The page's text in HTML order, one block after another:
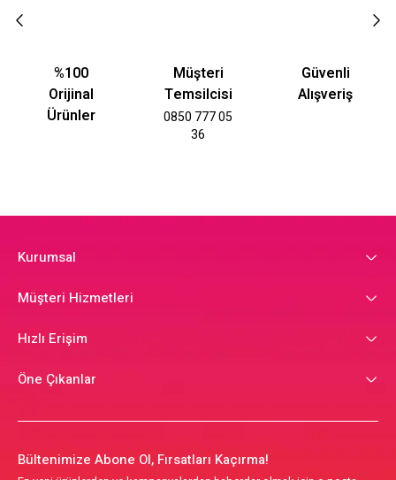
%100
Orijinal
Ürünler
Müşteri
Temsilcisi
0850 777 05
36
Güvenli
Alışveriş
Kurumsal
Müşteri Hizmetleri
Hızlı Erişim
Öne Çıkanlar
Bültenimize Abone Ol, Fırsatları Kaçırma!